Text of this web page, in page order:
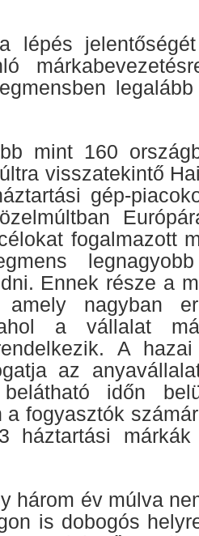
lépés
mint 160
visszatekintő
gép-
fogalmazott
Ennek része a
amely nagyban
ahol a vállalat
A
az
időn
fogyasztók
háztartási
három év múlva
is dobogós